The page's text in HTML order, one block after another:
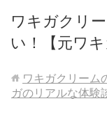
ワキガクリ
い！【元ワ
ワキガクリーム
ガのリアルな体験